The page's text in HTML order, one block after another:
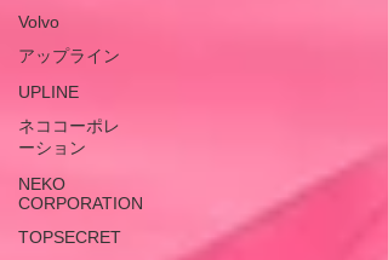
Volvo
アップライン
UPLINE
ネココーポレ
ーション
NEKO
CORPORATION
TOPSECRET